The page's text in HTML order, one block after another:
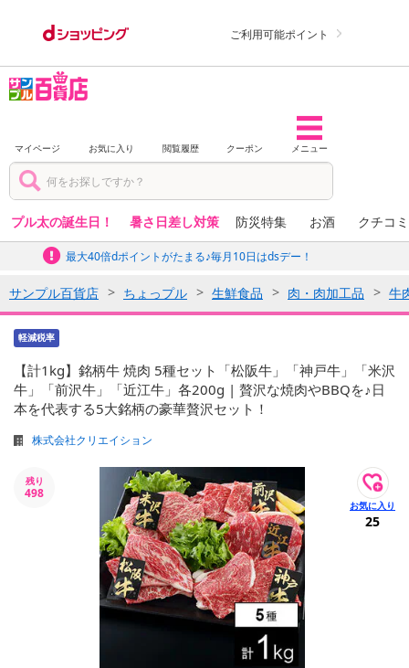
ご利用可能ポイント
マイページ お気に入り 閲覧履歴 クーポン メニュー
プル太の誕生日！ 暑さ日差し対策 防災特集 お酒 クチコ
最大40倍dポイントがたまる♪毎月10日はdsデー！
サンプル百貨店 ちょっプル 生鮮食品 肉・肉加工品 牛
軽減税率
【計1kg】銘柄牛 焼肉 5種セット「松阪牛」「神戸牛」「米沢
牛」「前沢牛」「近江牛」各200g | 贅沢な焼肉やBBQを♪日
本を代表する5大銘柄の豪華贅沢セット！
株式会社クリエイション
残り
498
25